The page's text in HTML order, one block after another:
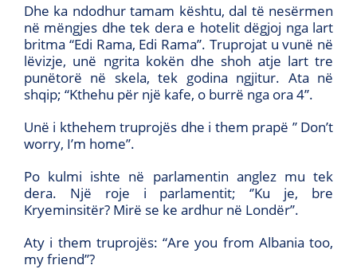
Dhe ka ndodhur tamam kështu, dal të nesërmen
në mëngjes dhe tek dera e hotelit dëgjoj nga lart
britma “Edi Rama, Edi Rama’’. Truprojat u vunë në
lëvizje, unë ngrita kokën dhe shoh atje lart tre
punëtorë në skela, tek godina ngjitur. Ata në
shqip; “Kthehu për një kafe, o burrë nga ora 4’’.
Unë i kthehem truprojës dhe i them prapë ’’ Don’t
worry, I’m home’’.
Po kulmi ishte në parlamentin anglez mu tek
dera. Një roje i parlamentit; ‘’Ku je, bre
Kryeminsitër? Mirë se ke ardhur në Londër’’.
Aty i them truprojës: “Are you from Albania too,
my friend’’?